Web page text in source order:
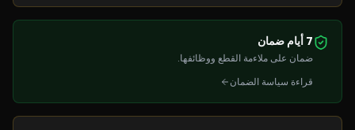
7 أيام ضمان
ضمان على ملاءمة القطع ووظائفها.
قراءة سياسة الضمان